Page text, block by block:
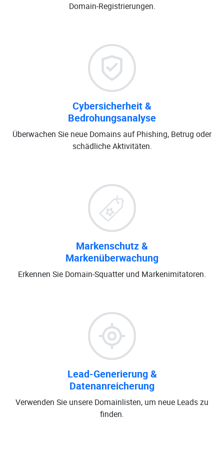
Domain-Registrierungen.
Cybersicherheit &
Bedrohungsanalyse
Überwachen Sie neue Domains auf Phishing, Betrug oder
schädliche Aktivitäten.
Markenschutz &
Markenüberwachung
Erkennen Sie Domain-Squatter und Markenimitatoren.
Lead-Generierung &
Datenanreicherung
Verwenden Sie unsere Domainlisten, um neue Leads zu
finden.